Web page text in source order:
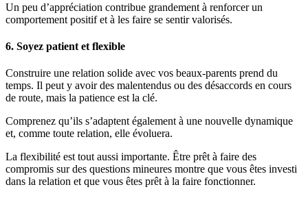
Un peu d’appréciation contribue grandement à renforcer un
comportement positif et à les faire se sentir valorisés.
6. Soyez patient et flexible
Construire une relation solide avec vos beaux-parents prend du
temps. Il peut y avoir des malentendus ou des désaccords en cours
de route, mais la patience est la clé.
Comprenez qu’ils s’adaptent également à une nouvelle dynamique
et, comme toute relation, elle évoluera.
La flexibilité est tout aussi importante. Être prêt à faire des
compromis sur des questions mineures montre que vous êtes investi
dans la relation et que vous êtes prêt à la faire fonctionner.